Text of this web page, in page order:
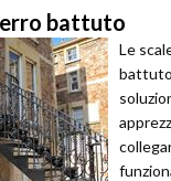
battuto
Le